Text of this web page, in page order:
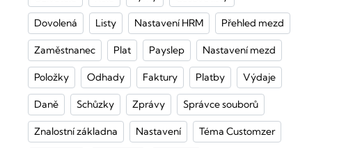
Dovolená Listy Nastavení HRM Přehled mezd
Zaměstnanec Plat Payslep Nastavení mezd
Položky Odhady Faktury Platby Výdaje
Daně Schůzky Zprávy Správce souborů
Znalostní základna Nastavení Téma Customzer